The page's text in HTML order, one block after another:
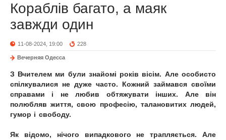
Кораблів багато, а маяк
завжди один
11-08-2024, 19:00 228
Вечерняя Одесса
З Вчителем ми були знайомі років вісім. Але особисто
спілкувалися не дуже часто. Кожний займався своїми
справами і не любив обтяжувати інших. Але він
полюбляв життя, свою професію, талановитих людей,
гумор і свободу.
Як відомо, нічого випадкового не трапляється. Але